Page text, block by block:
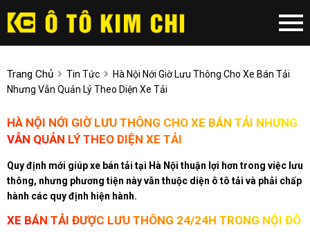
Trang Chủ Tin Tức
Hà Nội Nới Giờ Lưu Thông Cho Xe Bán Tải
Nhưng Vẫn Quản Lý Theo Diện Xe Tải
HÀ NỘI NỚI GIỜ LƯU THÔNG CHO XE BÁN TẢI NHƯNG
VẪN QUẢN LÝ THEO DIỆN XE TẢI
Quy định mới giúp xe bán tải tại Hà Nội thuận lợi hơn trong việc lưu
thông, nhưng phương tiện này vẫn thuộc diện ô tô tải và phải chấp
hành các quy định hiện hành.
XE BÁN TẢI ĐƯỢC LƯU THÔNG 24/24H TRONG NỘI ĐÔ